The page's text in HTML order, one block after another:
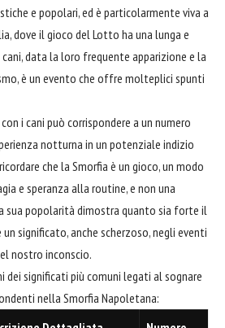
e popolari, ed è particolarmente viva a
dove il gioco del Lotto ha una lunga e
data la loro frequente apparizione e la
è un evento che offre molteplici spunti
i cani può corrispondere a un numero
notturna in un potenziale indizio
che la Smorfia è un gioco, un modo
e speranza alla routine, e non una
sua popolarità dimostra quanto sia forte il
significato, anche scherzoso, negli eventi
nostro inconscio.
dei significati più comuni legati al sognare
nella Smorfia Napoletana: